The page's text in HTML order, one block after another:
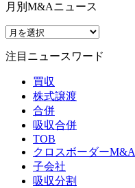
月別M&Aニュース
注目ニュースワード
買収
株式譲渡
合併
吸収合併
TOB
クロスボーダーM&A
子会社
吸収分割